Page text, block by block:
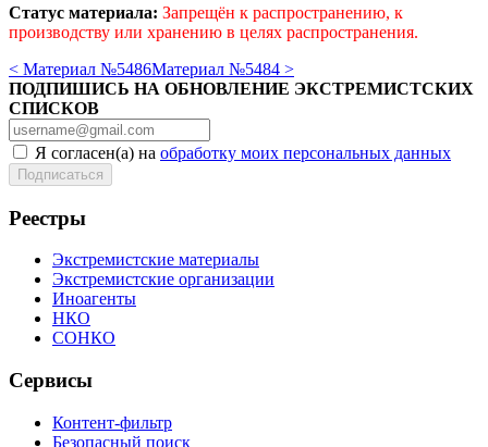
Статус материала: Запрещён к распространению, к
производству или хранению в целях распространения.
< Материал №5486Материал №5484 >
ПОДПИШИСЬ НА ОБНОВЛЕНИЕ ЭКСТРЕМИСТСКИХ
СПИСКОВ
Я согласен(а) на обработку моих персональных данных
Реестры
Экстремистские материалы
Экстремистские организации
Иноагенты
НКО
СОНКО
Сервисы
Контент-фильтр
Безопасный поиск